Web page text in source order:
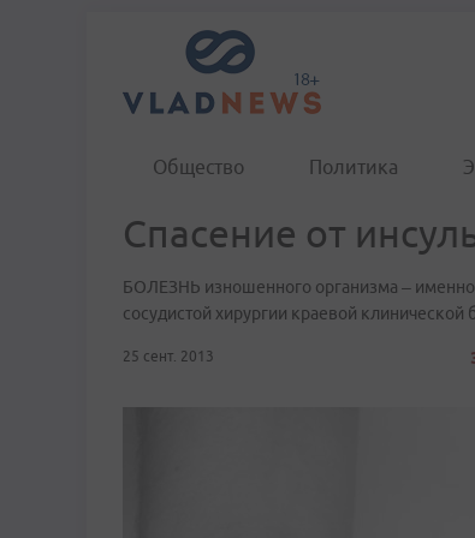
Общество Политика
Спасение от
БОЛЕЗНЬ изношенного организма –
сосудистой хирургии краевой
25 сент. 2013